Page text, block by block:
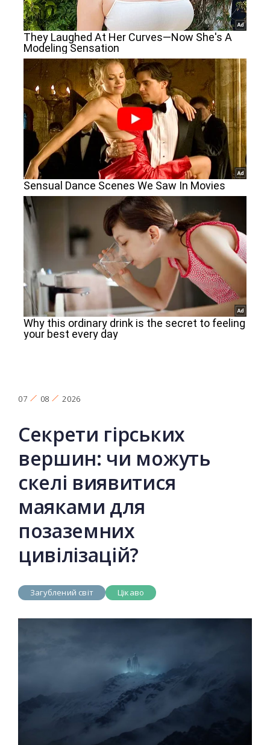
07 08 2026
Секрети гірських
вершин: чи можуть
скелі виявитися
маяками для
позаземних
цивілізацій?
Загублений світ Цікаво